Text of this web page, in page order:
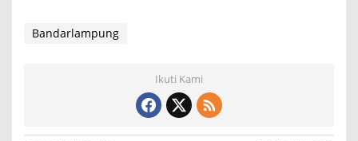
Bandarlampung
Ikuti Kami